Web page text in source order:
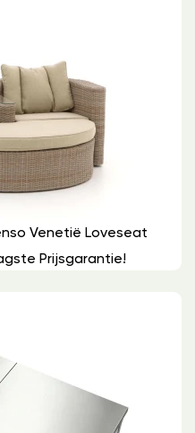
Venetië Loveseat
Prijsgarantie!